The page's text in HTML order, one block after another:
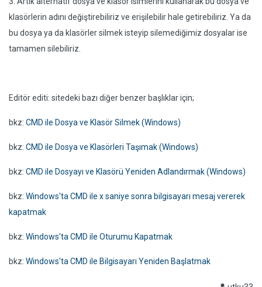
klasörlerin adını değiştirebiliriz ve erişilebilir hale getirebiliriz. Ya da
bu dosya ya da klasörler silmek isteyip silemediğimiz dosyalar ise
tamamen silebiliriz.
Editör editi: sitedeki bazı diğer benzer başlıklar için;
bkz: CMD ile Dosya ve Klasör Silmek (Windows)
bkz: CMD ile Dosya ve Klasörleri Taşımak (Windows)
bkz: CMD ile Dosyayı ve Klasörü Yeniden Adlandırmak (Windows)
bkz: Windows'ta CMD ile x saniye sonra bilgisayarı mesaj vererek
kapatmak
bkz: Windows'ta CMD ile Oturumu Kapatmak
bkz: Windows'ta CMD ile Bilgisayarı Yeniden Başlatmak